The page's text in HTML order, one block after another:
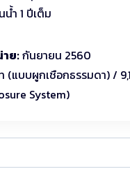
ำ 1 ปีเต็ม
ย:กันยายน 2560
(แบบผูกเชือกธรรมดา) /
System)